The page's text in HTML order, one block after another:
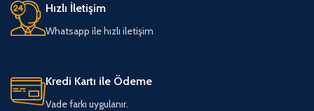
Hızlı İletişim
Whatsapp ile hızlı iletişim
Kredi Kartı ile Ödeme
Vade farkı uygulanır.